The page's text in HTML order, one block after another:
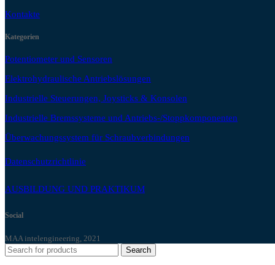
Kontakte
Kategorien
Potentiometer und Sensoren
Elektrohydraulische Antriebslösungen
Industrielle Steuerungen, Joysticks & Konsolen
Industrielle Bremssysteme und Antriebs-/Stoppkomponenten
Überwachungssystem für Schraubverbindungen
Datenschutzrichtlinie
AUSBILDUNG UND PRAKTIKUM
Social
MAA intelengineering, 2021
Search